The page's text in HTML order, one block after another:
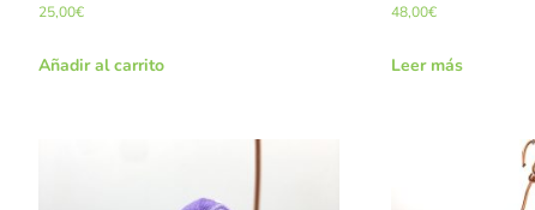
25,00€
Añadir al carrito
48,00€
Leer más